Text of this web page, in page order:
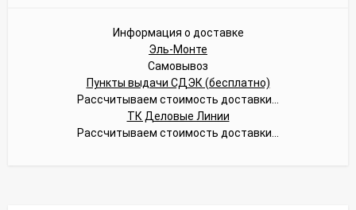
Информация о доставке
Эль-Монте
Самовывоз
Пункты выдачи СДЭК (бесплатно)
Рассчитываем стоимость доставки...
ТК Деловые Линии
Рассчитываем стоимость доставки...